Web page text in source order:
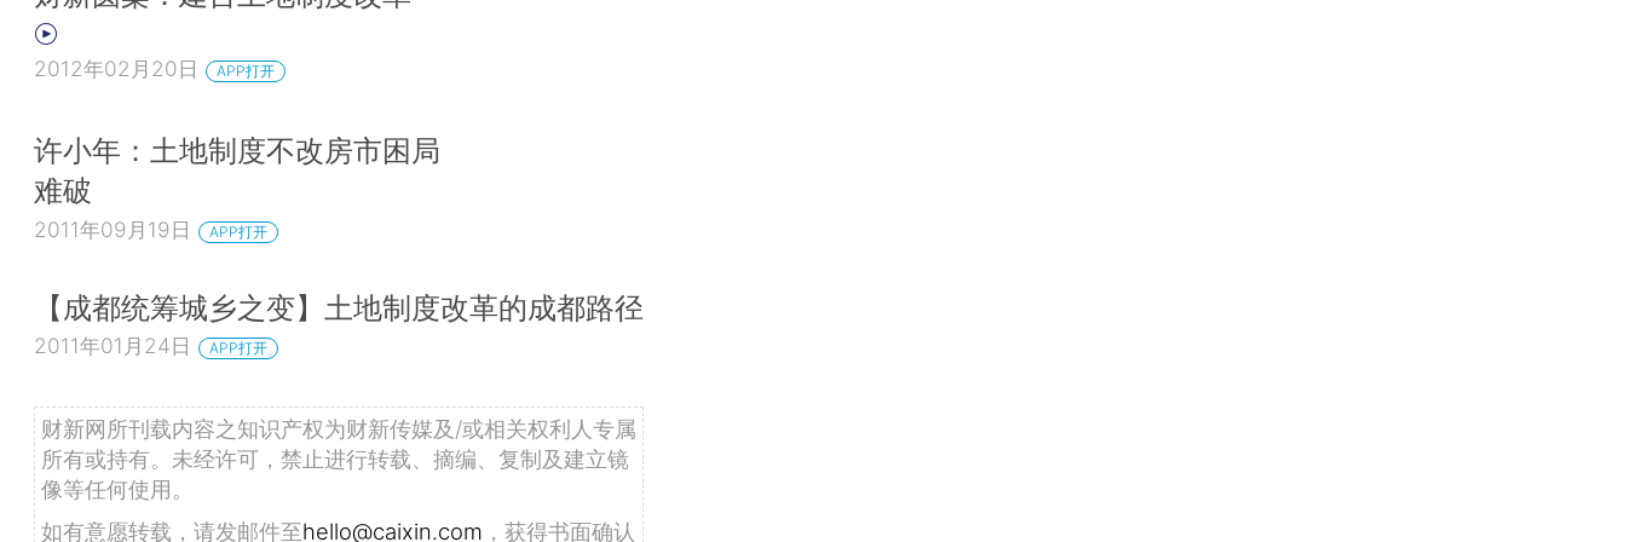
2012年02月20日 APP打开
许小年：土地制度不改房市困局
难破
2011年09月19日 APP打开
【成都统筹城乡之变】土地制度改革的成都路径
2011年01月24日 APP打开
财新网所刊载内容之知识产权为财新传媒及/或相关权利人专属
所有或持有。未经许可，禁止进行转载、摘编、复制及建立镜
像等任何使用。
如有意愿转载，请发邮件至hello@caixin.com ，获得书面确认